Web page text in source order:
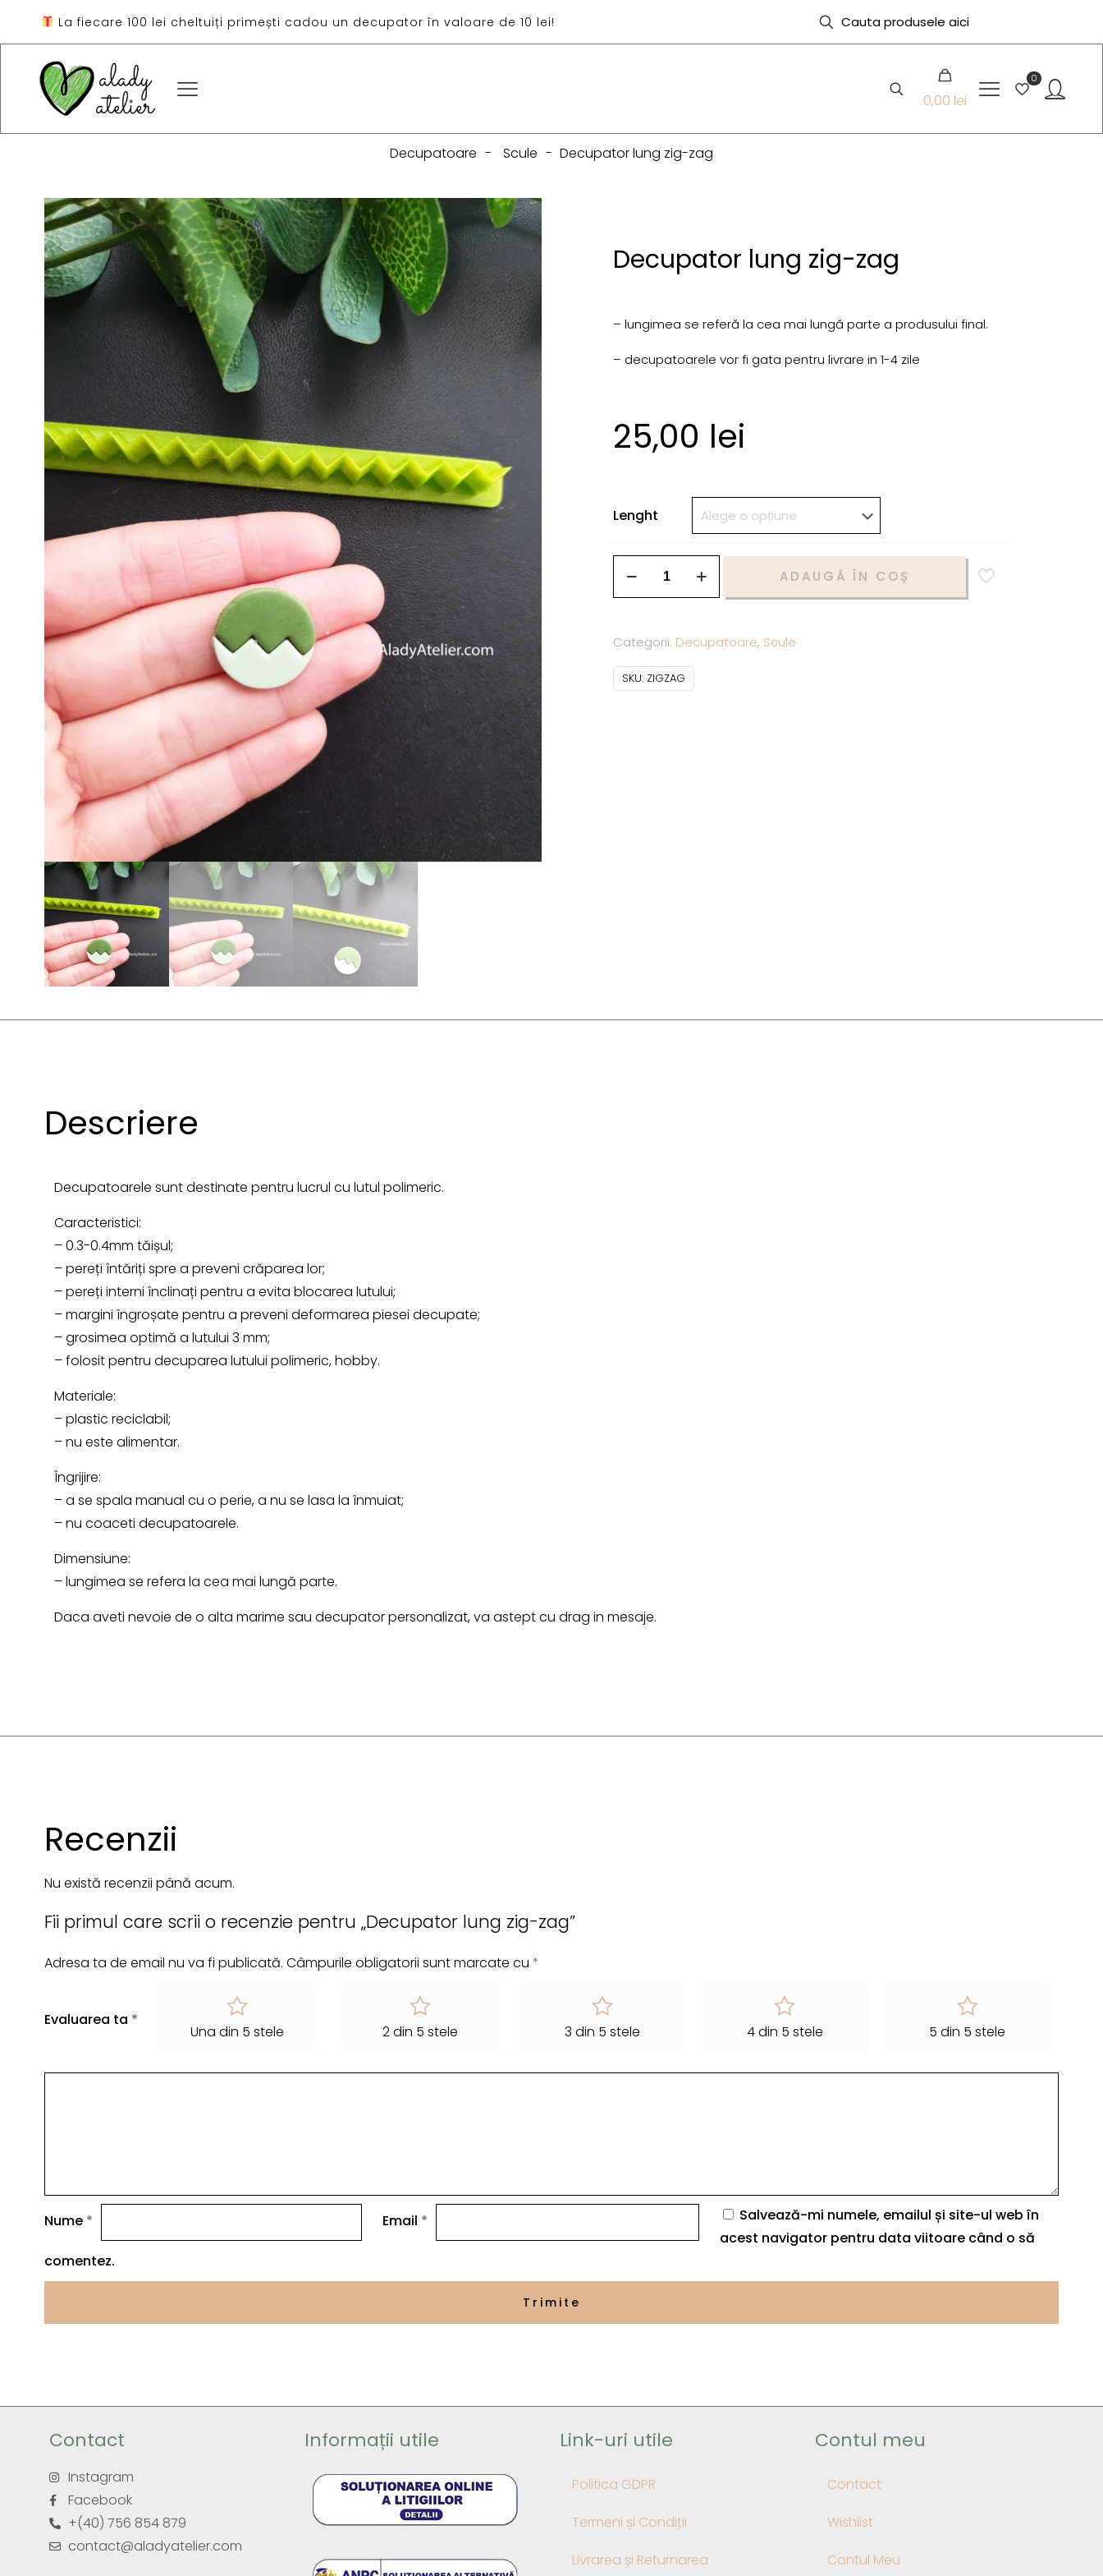
La fiecare 100 lei cheltuiți primești cadou un decupator în valoare de 10 lei!
0,00 lei
0
Decupatoare - Scule - Decupator lung zig-zag
Decupator lung zig-zag
– lungimea se referă la cea mai lungă parte a produsului final.
– decupatoarele vor fi gata pentru livrare in 1-4 zile
25,00 lei
Lenght
ADAUGĂ ÎN COȘ
Categorii: Decupatoare, Scule
SKU: ZIGZAG
Descriere
Decupatoarele sunt destinate pentru lucrul cu lutul polimeric.
Caracteristici:
– 0.3-0.4mm tăișul;
– pereți întăriți spre a preveni crăparea lor;
– pereți interni înclinați pentru a evita blocarea lutului;
– margini îngroșate pentru a preveni deformarea piesei decupate;
– grosimea optimă a lutului 3 mm;
– folosit pentru decuparea lutului polimeric, hobby.
Materiale:
– plastic reciclabil;
– nu este alimentar.
Îngrijire:
– a se spala manual cu o perie, a nu se lasa la înmuiat;
– nu coaceti decupatoarele.
Dimensiune:
– lungimea se refera la cea mai lungă parte.
Daca aveti nevoie de o alta marime sau decupator personalizat, va astept cu drag in mesaje.
Recenzii
Nu există recenzii până acum.
Fii primul care scrii o recenzie pentru „Decupator lung zig-zag”
Adresa ta de email nu va fi publicată. Câmpurile obligatorii sunt marcate cu *
Evaluarea ta *
Una din 5 stele 2 din 5 stele 3 din 5 stele 4 din 5 stele 5 din 5 stele
Nume * Email *
Salvează-mi numele, emailul și site-ul web în
acest navigator pentru data viitoare când o să
comentez.
Contact
Instagram
Facebook
+(40) 756 854 879
contact@aladyatelier.com
Informații utile Link-uri utile
Politica GDPR
Termeni și Condiții
Livrarea și Returnarea
Contul meu
Contact
Wishlist
Contul Meu